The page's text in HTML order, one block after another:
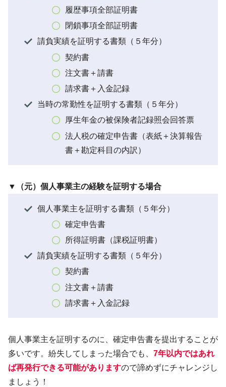
履歴事項全部証明書
閉鎖事項全部証明書
請負実績を証明する書類（５年分）
契約書
注文書＋請書
請求書＋入金記録
当時の常勤性を証明する書類（５年分）
厚生年金の被保険者記録照会回答票
法人税の確定申告書（表紙＋決算報告
書＋勘定科目の内訳）
▼（元）個人事業主の経験を証明する場合
個人事業主を証明する書類（５年分）
確定申告書
所得証明書（課税証明書）
請負実績を証明する書類（５年分）
契約書
注文書＋請書
請求書＋入金記録
個人事業主を証明するのに、確定申告書を提出することが
多いです。紛失してしまった場合でも、 7年以内ではあれ
ば再発行できる可能がありますので諦めずにチャレンジし
ましょう！